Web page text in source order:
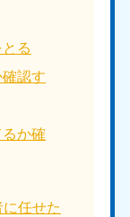
る
認す
か確
任せた